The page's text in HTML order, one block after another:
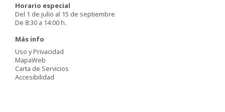
Horario especial
Del 1 de julio al 15 de septiembre
De 8:30 a 14:00 h.
Más info
Uso y Privacidad
MapaWeb
Carta de Servicios
Accesibilidad